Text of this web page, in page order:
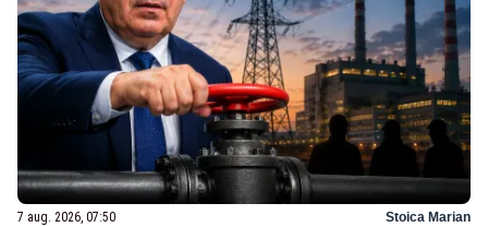
7 aug. 2026, 07:50 Stoica Marian